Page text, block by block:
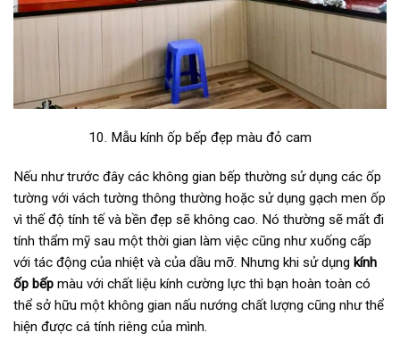
10. Mẫu kính ốp bếp đẹp màu đỏ cam
Nếu như trước đây các không gian bếp thường sử dụng các ốp
tường với vách tường thông thường hoặc sử dụng gạch men ốp
vì thế độ tính tế và bền đẹp sẽ không cao. Nó thường sẽ mất đi
tính thẩm mỹ sau một thời gian làm việc cũng như xuống cấp
với tác động của nhiệt và của dầu mỡ. Nhưng khi sử dụng kính
ốp bếp màu với chất liệu kính cường lực thì bạn hoàn toàn có
thể sở hữu một không gian nấu nướng chất lượng cũng như thể
hiện được cá tính riêng của mình.